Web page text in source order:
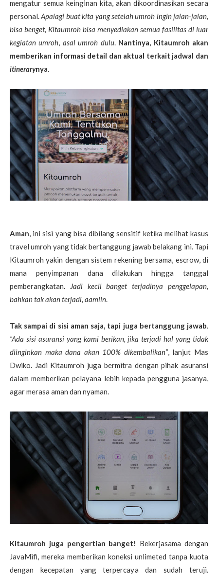
mengatur semua keinginan kita, akan dikoordinasikan secara
personal.Apalagi buat kita yang setelah umroh ingin jalan-jalan,
bisa benget, Kitaumroh bisa menyediakan semua fasilitas di luar
kegiatan umroh, asal umroh dulu. Nantinya, Kitaumroh akan
memberikan informasi detail dan aktual terkait jadwal dan
itinerarynya.
Aman, ini sisi yang bisa dibilang sensitif ketika melihat kasus
travel umroh yang tidak bertanggung jawab belakang ini. Tapi
Kitaumroh yakin dengan sistem rekening bersama, escrow, di
mana penyimpanan dana dilakukan hingga tanggal
pemberangkatan.
Jadi kecil banget terjadinya penggelapan,
bahkan tak akan terjadi, aamiin.
Tak sampai di sisi aman saja, tapi juga bertanggung jawab.
“Ada sisi asuransi yang kami berikan, jika terjadi hal yang tidak
diinginkan maka dana akan 100% dikembalikan”, lanjut Mas
Dwiko. Jadi Kitaumroh juga bermitra dengan pihak asuransi
dalam memberikan pelayana lebih kepada pengguna jasanya,
agar merasa aman dan nyaman.
Kitaumroh juga pengertian banget! Bekerjasama dengan
JavaMifi, mereka memberikan koneksi unlimeted tanpa kuota
dengan kecepatan yang terpercaya dan sudah teruji.